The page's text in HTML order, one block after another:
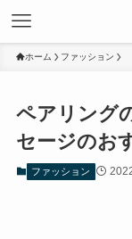
ホーム ファッション
ペアリング
セージのお
ファッション